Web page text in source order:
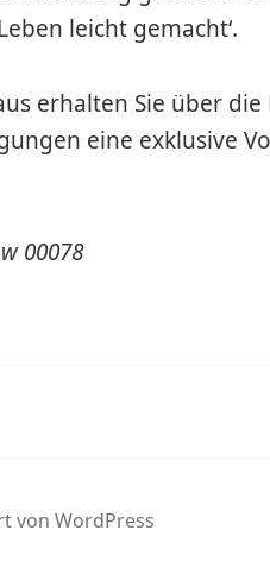
leicht gemacht‘.
erhalten Sie über
eine exklusive
00078
von WordPress